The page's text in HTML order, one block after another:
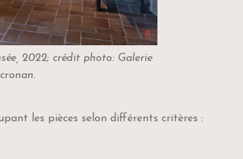
2022; crédit photo: Galerie
.
les pièces selon différents critères :